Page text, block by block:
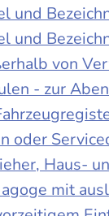
und
und
von
- zur
oder
Haus-
mit